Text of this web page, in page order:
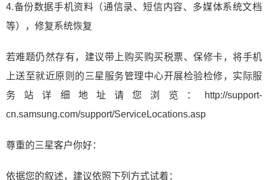
4.备份数据手机资料（通信录、短信内容、多媒体系统文档
等），修复系统恢复
若难题仍然存有，建议带上购买购买税票、保修卡，将手机
上送至就近原则的三星服务管理中心开展检验检修，实际服
务站详细地址请您浏览：http://support-
cn.samsung.com/support/ServiceLocations.asp
尊重的三星客户你好：
依据您的叙述，建议依照下列方式试着：